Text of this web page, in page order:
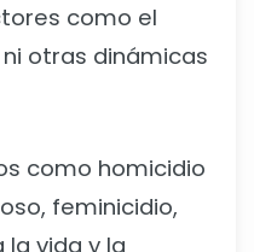
como el
otras dinámicas
como homicidio
feminicidio,
vida y la